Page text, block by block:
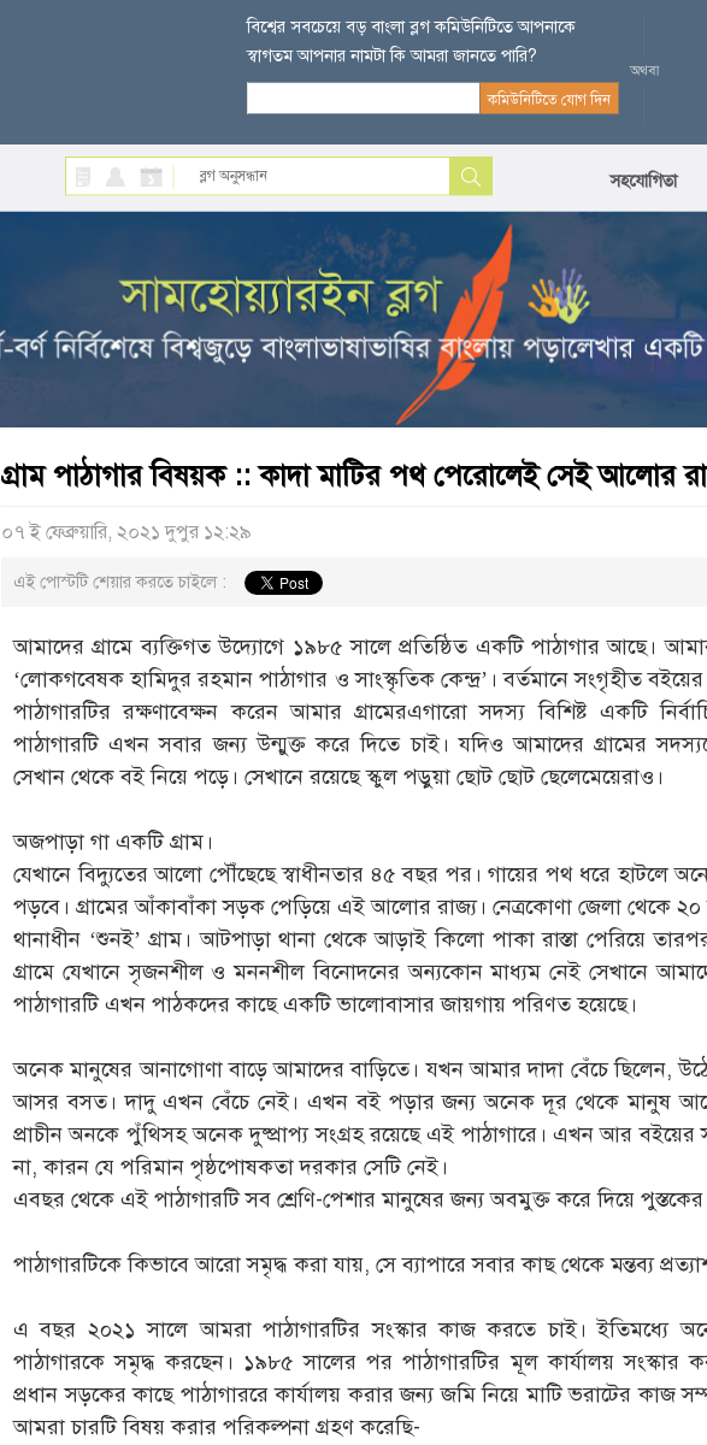
বিশ্বের সবচেয়ে বড় বাংলা ব্লগ কমিউনিটিতে আপনাকে
স্বাগতম আপনার নামটা কি আমরা জানতে পারি?
সহযোগিতা
গ্রাম পাঠাগার বিষয়ক :: কাদা মাটির পথ পেরোলেই সেই আলোর
০৭ ই ফেব্রুয়ারি, ২০২১ দুপুর ১২:২৯
এই পোস্টটি শেয়ার করতে চাইলে :
আমাদের গ্রামে ব্যক্তিগত উদ্যোগে ১৯৮৫ সালে প্রতিষ্ঠিত একটি পাঠাগার আছে।
‘লোকগবেষক হামিদুর রহমান পাঠাগার ও সাংস্কৃতিক কেন্দ্র’। বর্তমানে সংগৃহীত
পাঠাগারটির রক্ষণাবেক্ষন করেন আমার গ্রামেরএগারো সদস্য বিশিষ্ট একটি
পাঠাগারটি এখন সবার জন্য উন্মুক্ত করে দিতে চাই। যদিও আমাদের গ্রামের
সেখান থেকে বই নিয়ে পড়ে। সেখানে রয়েছে স্কুল পড়ুয়া ছোট ছোট ছেলেমেয়েরাও।
অজপাড়া গা একটি গ্রাম।
যেখানে বিদ্যুতের আলো পৌঁছেছে স্বাধীনতার ৪৫ বছর পর। গায়ের পথ ধরে হাটলে
পড়বে। গ্রামের আঁকাবাঁকা সড়ক পেড়িয়ে এই আলোর রাজ্য। নেত্রকোণা জেলা থেকে ২০
থানাধীন ‘শুনই’ গ্রাম। আটপাড়া থানা থেকে আড়াই কিলো পাকা রাস্তা পেরিয়ে
গ্রামে যেখানে সৃজনশীল ও মননশীল বিনোদনের অন্যকোন মাধ্যম নেই সেখানে
পাঠাগারটি এখন পাঠকদের কাছে একটি ভালোবাসার জায়গায় পরিণত হয়েছে।
অনেক মানুষের আনাগোণা বাড়ে আমাদের বাড়িতে। যখন আমার দাদা বেঁচে ছিলেন,
আসর বসত। দাদু এখন বেঁচে নেই। এখন বই পড়ার জন্য অনেক দূর থেকে মানুষ
প্রাচীন অনকে পুঁথিসহ অনেক দুষ্প্রাপ্য সংগ্রহ রয়েছে এই পাঠাগারে। এখন আর বইয়ের
না, কারন যে পরিমান পৃষ্ঠপোষকতা দরকার সেটি নেই।
এবছর থেকে এই পাঠাগারটি সব শ্রেণি-পেশার মানুষের জন্য অবমুক্ত করে দিয়ে পুস্তকের
পাঠাগারটিকে কিভাবে আরো সমৃদ্ধ করা যায়, সে ব্যাপারে সবার কাছ থেকে মন্তব্য
এ বছর ২০২১ সালে আমরা পাঠাগারটির সংস্কার কাজ করতে চাই। ইতিমধ্যে
পাঠাগারকে সমৃদ্ধ করছেন। ১৯৮৫ সালের পর পাঠাগারটির মূল কার্যালয় সংস্কার
প্রধান সড়কের কাছে পাঠাগাররে কার্যালয় করার জন্য জমি নিয়ে মাটি ভরাটের কাজ
আমরা চারটি বিষয় করার পরিকল্পনা গ্রহণ করেছি-